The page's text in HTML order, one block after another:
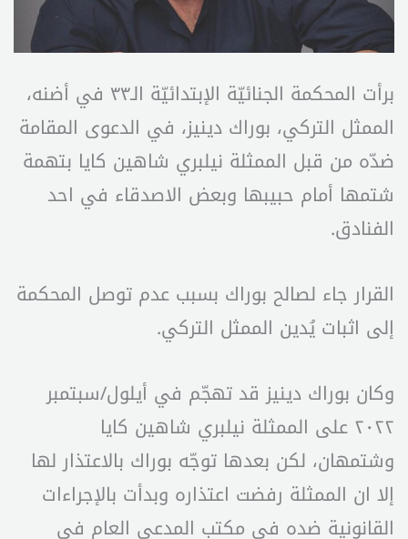
برأت المحكمة الجنائيّة الإبتدائيّة الـ٣٣ في أضنه،
الممثل التركي، بوراك دينيز، في الدعوى المقامة
ضدّه من قبل الممثلة نيلبري شاهين كايا بتهمة
شتمها أمام حبيبها وبعض الاصدقاء في احد
الفنادق.
القرار جاء لصالح بوراك بسبب عدم توصل المحكمة
إلى اثبات يُدين الممثل التركي.
وكان بوراك دينيز قد تهجّم في أيلول/سبتمبر
٢٠٢٢ على الممثلة نيلبري شاهين كايا
وشتمهان، لكن بعدها توجّه بوراك بالاعتذار لها
إلا ان الممثلة رفضت اعتذاره وبدأت بالإجراءات
القانونية ضده في مكتب المدعي العام في